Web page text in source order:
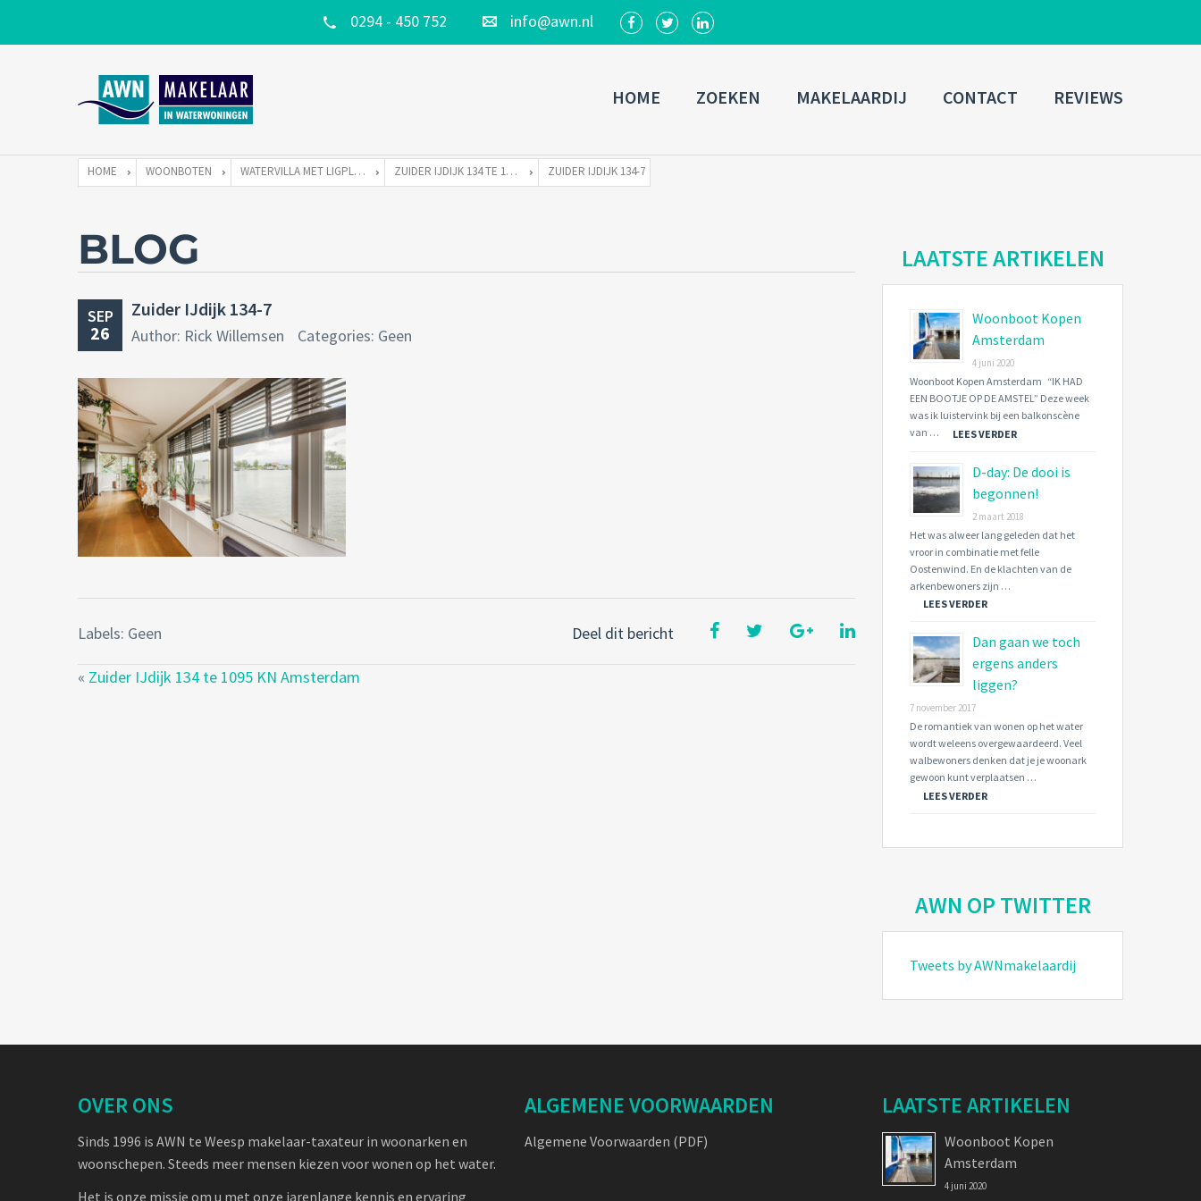
0294 - 450 752 info@awn.nl
Username
Connect with:
Forgot
password? SIGN IN
Remember me
HOME ZOEKEN MAKELAARDIJ CONTACT REVIEWS
HOME WOONBOTEN WATERVILLA MET LIGPLAATS ZUIDER IJDIJK 134 TE 1095 KN AMSTERDAM ZUIDER IJDIJK 134-7
BLOG
SEP
26
Zuider IJdijk 134-7
Author: Rick Willemsen Categories: Geen
Deel dit bericht
Labels: Geen
« Zuider IJdijk 134 te 1095 KN Amsterdam
LAATSTE ARTIKELEN
Woonboot Kopen
Amsterdam
4 juni 2020
Woonboot Kopen Amsterdam “IK HAD
EEN BOOTJE OP DE AMSTEL” Deze week
was ik luistervink bij een balkonscène
van …
LEES VERDER
D-day: De dooi is
begonnen!
2 maart 2018
Het was alweer lang geleden dat het
vroor in combinatie met felle
Oostenwind. En de klachten van de
arkenbewoners zijn …
LEES VERDER
Dan gaan we toch
ergens anders
liggen?
7 november 2017
De romantiek van wonen op het water
wordt weleens overgewaardeerd. Veel
walbewoners denken dat je je woonark
gewoon kunt verplaatsen …
LEES VERDER
AWN OP TWITTER
Tweets by AWNmakelaardij
OVER ONS
Sinds 1996 is AWN te Weesp makelaar-taxateur in woonarken en
woonschepen. Steeds meer mensen kiezen voor wonen op het water.
Het is onze missie om u met onze jarenlange kennis en ervaring
ALGEMENE VOORWAARDEN
Algemene Voorwaarden (PDF)
LAATSTE ARTIKELEN
Woonboot Kopen
Amsterdam
4 juni 2020